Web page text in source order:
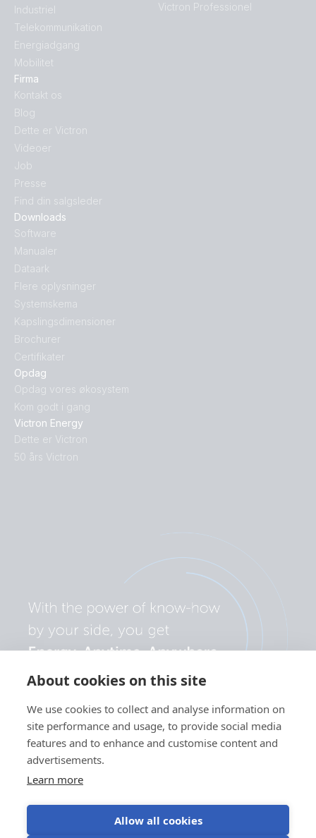
About cookies on this site
We use cookies to collect and analyse information on
site performance and usage, to provide social media
features and to enhance and customise content and
advertisements.
Learn more
Allow all cookies
Opdag
Opdag vores økosystem
Kom godt i gang
Victron Energy
Dette er Victron
50 års Victron
Downloads
Software
Manualer
Dataark
Flere oplysninger
Systemskema
Kapslingsdimensioner
Brochurer
Certifikater
Industriel
Telekommunikation
Energiadgang
Mobilitet
Firma
Kontakt os
Blog
Dette er Victron
Videoer
Job
Presse
Find din salgsleder
Victron Professionel